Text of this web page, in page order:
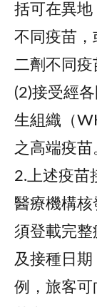
括可在異地
不同疫苗，
二劑不同疫
(2)接受經
生組織（
之高端疫苗
2.上述疫苗
醫療機構核
須登載完整
及接種日
例，旅客可